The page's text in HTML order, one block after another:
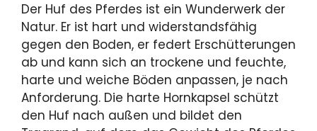
Der Huf des Pferdes ist ein Wunderwerk der
Natur. Er ist hart und widerstandsfähig
gegen den Boden, er federt Erschütterungen
ab und kann sich an trockene und feuchte,
harte und weiche Böden anpassen, je nach
Anforde­rung. Die harte Hornkapsel schützt
den Huf nach außen und bildet den